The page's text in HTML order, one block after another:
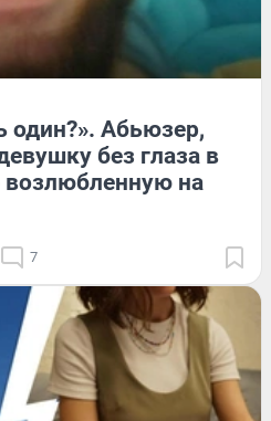
один?». Абьюзер,
без глаза в
на
7